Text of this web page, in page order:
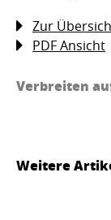
Zur
PDF Ansicht
Verbreiten
Weitere